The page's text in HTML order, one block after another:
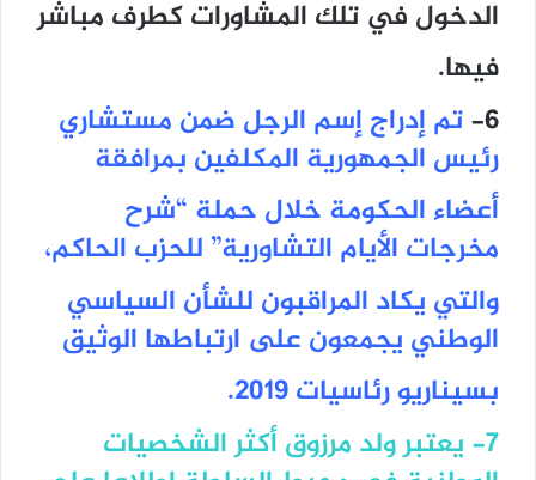
الدخول في تلك المشاورات كطرف مباشر
فيها.
6- تم إدراج إسم الرجل ضمن مستشاري
رئيس الجمهورية المكلفين بمرافقة
أعضاء الحكومة خلال حملة “شرح
مخرجات الأيام التشاورية” للحزب الحاكم،
والتي يكاد المراقبون للشأن السياسي
الوطني يجمعون على ارتباطها الوثيق
بسيناريو رئاسيات 2019.
7- يعتبر ولد مرزوق أكثر الشخصيات